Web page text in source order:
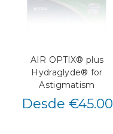
AIR OPTIX® plus
Hydraglyde® for
Astigmatism
Desde €45.00